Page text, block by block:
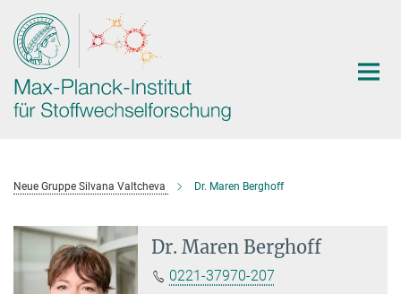
Hauptinhalt
Neue Gruppe Silvana Valtcheva Dr. Maren Berghoff
Dr. Maren Berghoff
0221-37970-207